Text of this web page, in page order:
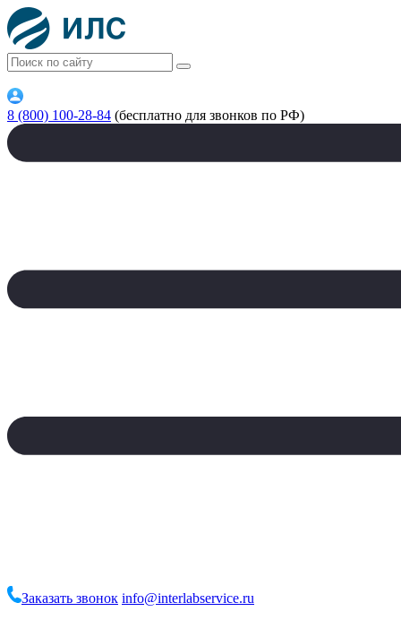
8 (800) 100-28-84 (бесплатно для звонков по РФ)
Заказать звонок info@interlabservice.ru